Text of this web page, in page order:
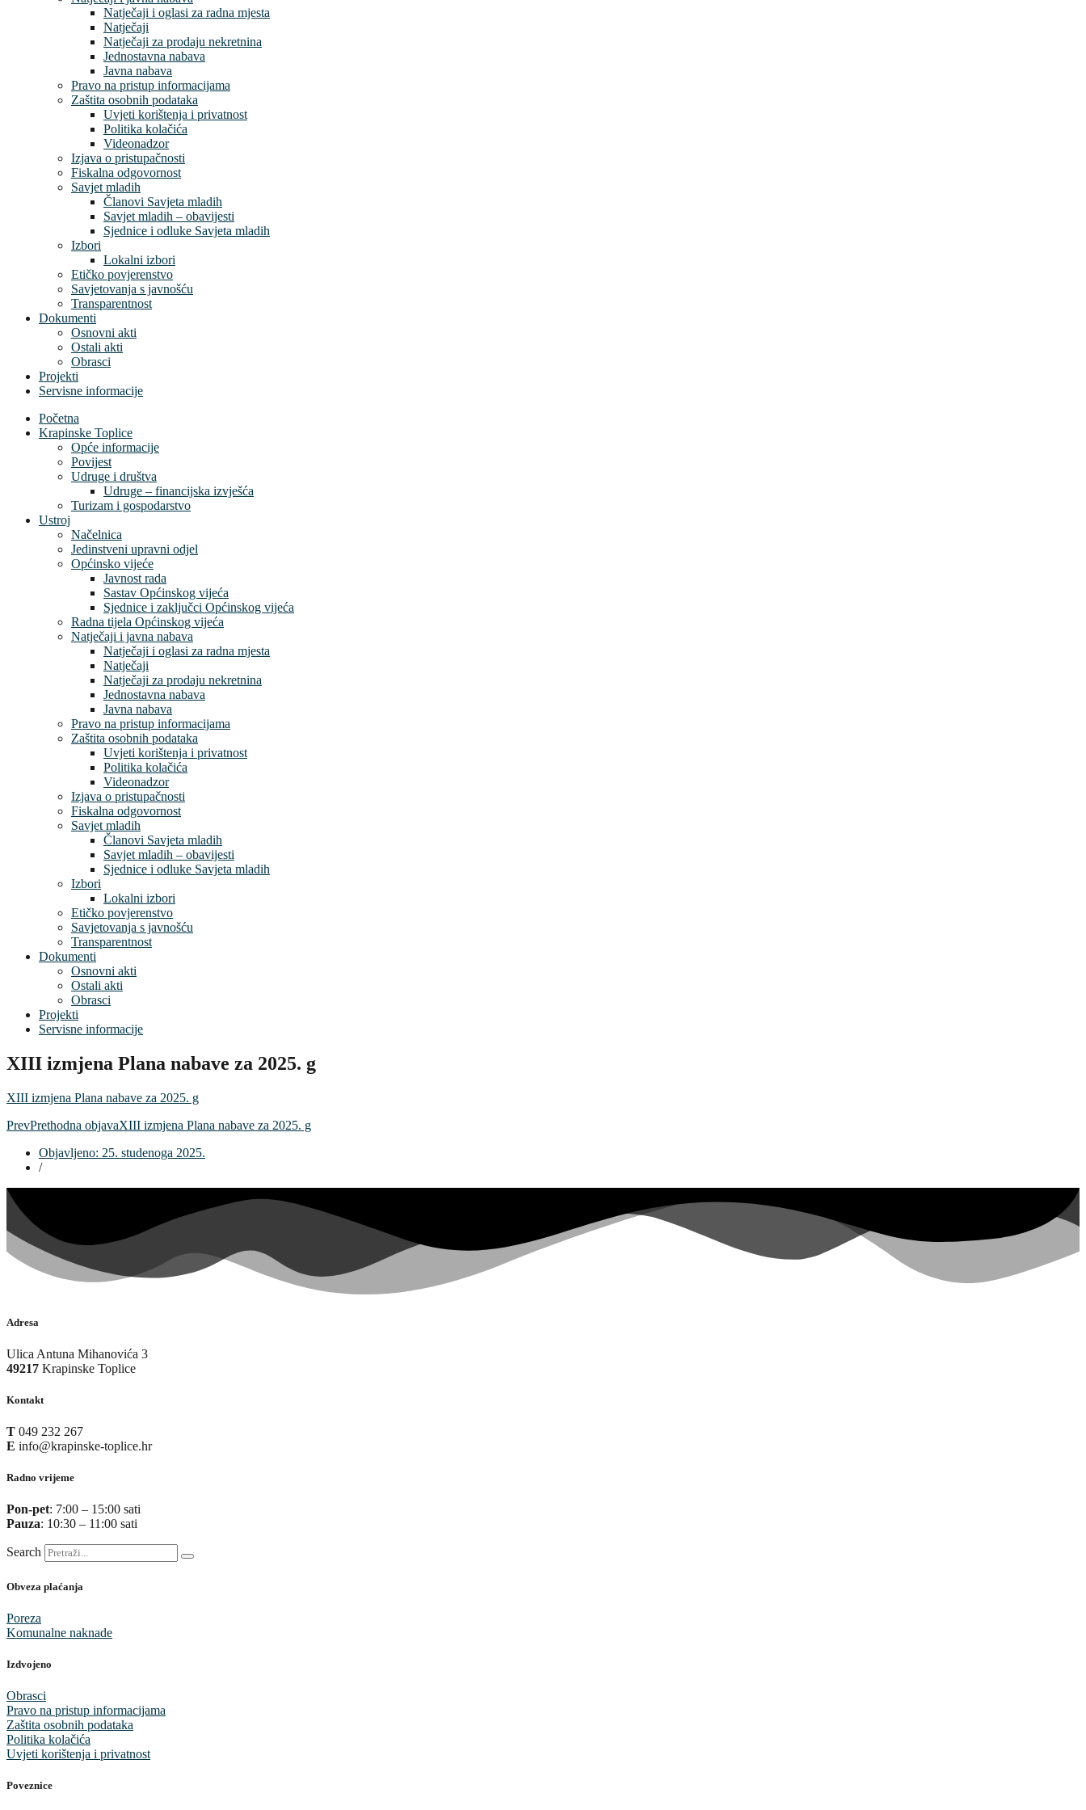
Natječaji i oglasi za radna mjesta
Natječaji
Natječaji za prodaju nekretnina
Jednostavna nabava
Javna nabava
Pravo na pristup informacijama
Zaštita osobnih podataka
Uvjeti korištenja i privatnost
Politika kolačića
Videonadzor
Izjava o pristupačnosti
Fiskalna odgovornost
Savjet mladih
Članovi Savjeta mladih
Savjet mladih – obavijesti
Sjednice i odluke Savjeta mladih
Izbori
Lokalni izbori
Etičko povjerenstvo
Savjetovanja s javnošću
Transparentnost
Dokumenti
Osnovni akti
Ostali akti
Obrasci
Projekti
Servisne informacije
Početna
Krapinske Toplice
Opće informacije
Povijest
Udruge i društva
Udruge – financijska izvješća
Turizam i gospodarstvo
Ustroj
Načelnica
Jedinstveni upravni odjel
Općinsko vijeće
Javnost rada
Sastav Općinskog vijeća
Sjednice i zaključci Općinskog vijeća
Radna tijela Općinskog vijeća
Natječaji i javna nabava
Natječaji i oglasi za radna mjesta
Natječaji
Natječaji za prodaju nekretnina
Jednostavna nabava
Javna nabava
Pravo na pristup informacijama
Zaštita osobnih podataka
Uvjeti korištenja i privatnost
Politika kolačića
Videonadzor
Izjava o pristupačnosti
Fiskalna odgovornost
Savjet mladih
Članovi Savjeta mladih
Savjet mladih – obavijesti
Sjednice i odluke Savjeta mladih
Izbori
Lokalni izbori
Etičko povjerenstvo
Savjetovanja s javnošću
Transparentnost
Dokumenti
Osnovni akti
Ostali akti
Obrasci
Projekti
Servisne informacije
XIII izmjena Plana nabave za 2025. g
XIII izmjena Plana nabave za 2025. g
PrevPrethodna objavaXIII izmjena Plana nabave za 2025. g
Objavljeno: 25. studenoga 2025.
/
Adresa
Ulica Antuna Mihanovića 3
49217 Krapinske Toplice
Kontakt
T 049 232 267
E info@krapinske-toplice.hr
Radno vrijeme
Pon-pet: 7:00 – 15:00 sati
Pauza: 10:30 – 11:00 sati
Search
Obveza plaćanja
Poreza
Komunalne naknade
Izdvojeno
Obrasci
Pravo na pristup informacijama
Zaštita osobnih podataka
Politika kolačića
Uvjeti korištenja i privatnost
Poveznice